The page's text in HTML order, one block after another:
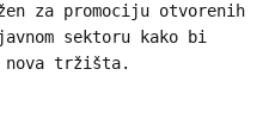
za promociju otvorenih
sektoru kako bi
nova tržišta.